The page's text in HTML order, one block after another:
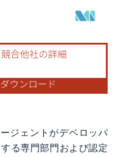
4.0の表示が必要です。
ジェントがデベロッパ
る専門部門および認定